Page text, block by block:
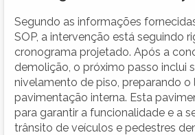
Segundo as informações
SOP, a intervenção está seguindo
cronograma projetado. Após a
demolição, o próximo passo inclui
nivelamento de piso, preparando o
pavimentação interna. Esta
para garantir a funcionalidade e a
trânsito de veículos e pedestres